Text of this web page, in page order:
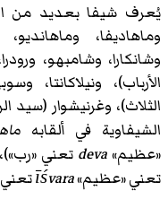
يُعرف شيفا بعديد من
وماهاديفا،
وشانكارا، وشامبهو،
الأرباب)، ونيلاكانتا،
الثلاث)، وغرنيشوار (سيد
الشيفاوية في ألقابه
«عظيم»deva تعني «رب»)،
تعني «عظيم»īśvara